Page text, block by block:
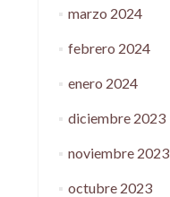
marzo 2024
febrero 2024
enero 2024
diciembre 2023
noviembre 2023
octubre 2023